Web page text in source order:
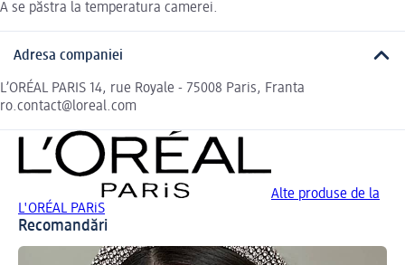
A se păstra la temperatura camerei.
Adresa companiei
L’ORÉAL PARIS 14, rue Royale - 75008 Paris, Franta
ro.contact@loreal.com
Alte produse de la
L'ORÉAL PARiS
Recomandări